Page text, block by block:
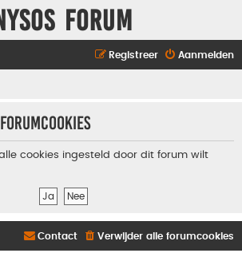
Forum
Aanmelden
Registreer
cookies ingesteld door dit forum wilt
Verwijder alle forumcookies
Contact